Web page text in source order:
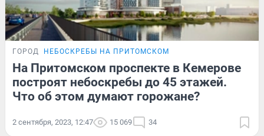
ГОРОД НЕБОСКРЕБЫ НА ПРИТОМСКОМ
На Притомском проспекте в Кемерове
построят небоскребы до 45 этажей.
Что об этом думают горожане?
2 сентября, 2023, 12:47 15 069 34